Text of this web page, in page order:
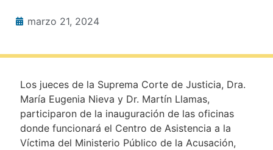
marzo 21, 2024
Los jueces de la Suprema Corte de Justicia, Dra.
María Eugenia Nieva y Dr. Martín Llamas,
participaron de la inauguración de las oficinas
donde funcionará el Centro de Asistencia a la
Víctima del Ministerio Público de la Acusación,